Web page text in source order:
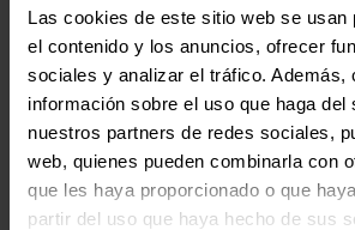
Las cookies de este sitio web se usan
el contenido y los anuncios, ofrecer
sociales y analizar el tráfico. Además,
información sobre el uso que haga del
nuestros partners de redes sociales,
web, quienes pueden combinarla con
que les haya proporcionado o que
partir del uso que haya hecho de sus
ENVÍO SEGURO DE 2 A